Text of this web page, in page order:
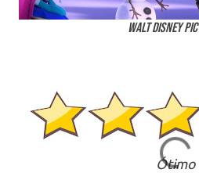
Walt Disney
Ótimo